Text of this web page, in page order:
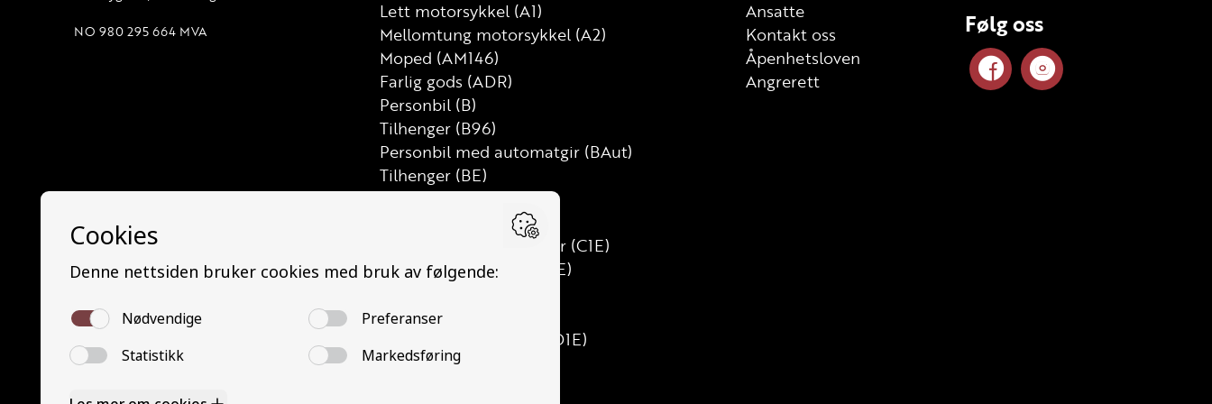
NO 980 295 664 MVA
Lett motorsykkel (A1)
Mellomtung motorsykkel (A2)
Moped (AM146)
Farlig gods (ADR)
Personbil (B)
Tilhenger (B96)
Personbil med automatgir (BAut)
Tilhenger (BE)
Lastebil (C)
Lett lastebil med henger (C1E)
Lastebil med henger (CE)
Minibuss (D1)
Minibuss med henger (D1E)
Buss med henger (DE)
Ansatte
Kontakt oss
Åpenhetsloven
Angrerett
Følg oss